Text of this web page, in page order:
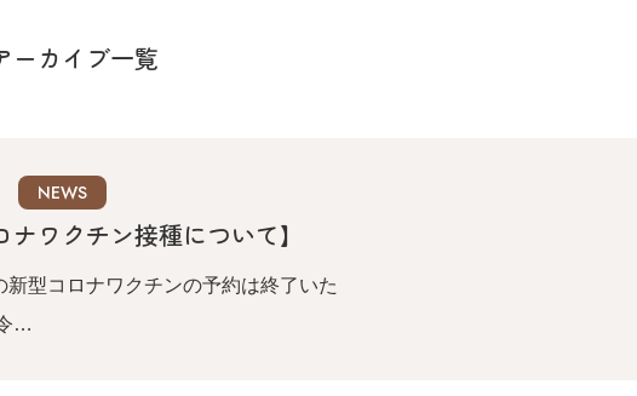
ーカイブ一覧
NEWS
ナワクチン接種について】
新型コロナワクチンの予約は終了いた
…